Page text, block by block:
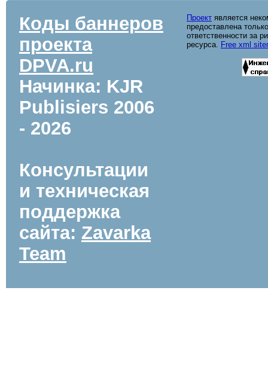
Коды баннеров
проекта
DPVA.ru
Начинка: KJR
Publisiers 2006
- 2026
Консультации
и техническая
поддержка
сайта: Zavarka
Team
Проект является
предоставлена
ответственности за
ресурса. Free xml